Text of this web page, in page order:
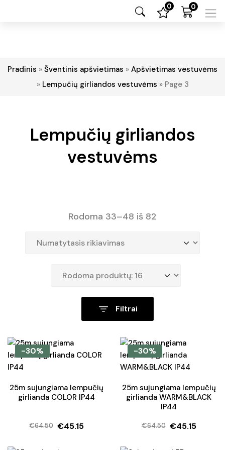
0 0
Pradinis » Šventinis apšvietimas » Apšvietimas vestuvėms
» Lempučių girliandos vestuvėms » Page 3
Lempučių girliandos
vestuvėms
Rodoma 33–48 iš 82
Filtrai
-30%
25m sujungiama lempučių
girlianda COLOR IP44
€64.50
Original
€45.15
Current
-30%
25m sujungiama lempučių
girlianda WARM&BLACK
IP44
€64.50
Original
€45.15
Current